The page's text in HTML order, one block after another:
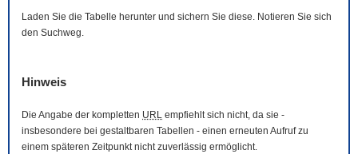
Laden Sie die Tabelle herunter und sichern Sie diese. Notieren Sie sich
den Suchweg.
Hinweis
Die Angabe der kompletten URL empfiehlt sich nicht, da sie -
insbesondere bei gestaltbaren Tabellen - einen erneuten Aufruf zu
einem späteren Zeitpunkt nicht zuverlässig ermöglicht.